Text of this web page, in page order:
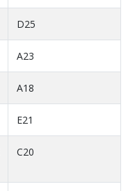
D25
A23
A18
E21
C20